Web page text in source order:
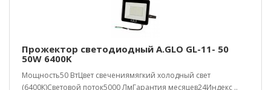
Прожектор светодиодный A.GLO GL-11- 50
50W 6400K
Мощность50 ВтЦвет свечениямягкий холодный свет
(6400К)Световой поток5000 ЛмГарантия месяцев24Индекс ..